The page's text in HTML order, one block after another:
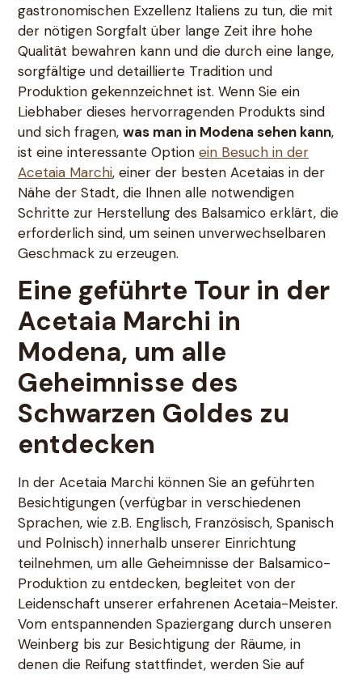
gastronomischen Exzellenz Italiens zu tun, die mit
der nötigen Sorgfalt über lange Zeit ihre hohe
Qualität bewahren kann und die durch eine lange,
sorgfältige und detaillierte Tradition und
Produktion gekennzeichnet ist. Wenn Sie ein
Liebhaber dieses hervorragenden Produkts sind
und sich fragen, was man in Modena sehen kann,
ist eine interessante Option ein Besuch in der
Acetaia Marchi, einer der besten Acetaias in der
Nähe der Stadt, die Ihnen alle notwendigen
Schritte zur Herstellung des Balsamico erklärt, die
erforderlich sind, um seinen unverwechselbaren
Geschmack zu erzeugen.
Eine geführte Tour in der
Acetaia Marchi in
Modena, um alle
Geheimnisse des
Schwarzen Goldes zu
entdecken
In der Acetaia Marchi können Sie an geführten
Besichtigungen (verfügbar in verschiedenen
Sprachen, wie z.B. Englisch, Französisch, Spanisch
und Polnisch) innerhalb unserer Einrichtung
teilnehmen, um alle Geheimnisse der Balsamico-
Produktion zu entdecken, begleitet von der
Leidenschaft unserer erfahrenen Acetaia-Meister.
Vom entspannenden Spaziergang durch unseren
Weinberg bis zur Besichtigung der Räume, in
denen die Reifung stattfindet, werden Sie auf